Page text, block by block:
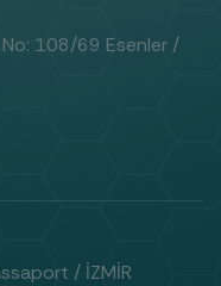
108/69 Esenler /
/ İZMİR